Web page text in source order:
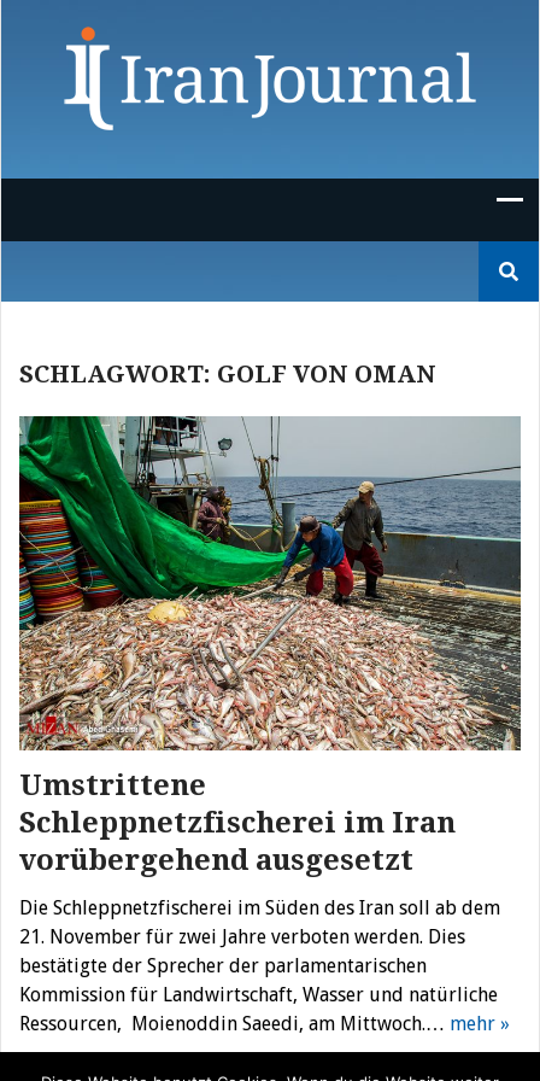
nach:
SCHLAGWORT: GOLF VON OMAN
Umstrittene
Schleppnetzfischerei im Iran
vorübergehend ausgesetzt
Die Schleppnetzfischerei im Süden des Iran soll ab dem
21. November für zwei Jahre verboten werden. Dies
bestätigte der Sprecher der parlamentarischen
Kommission für Landwirtschaft, Wasser und natürliche
Ressourcen, Moienoddin Saeedi, am Mittwoch.… mehr »